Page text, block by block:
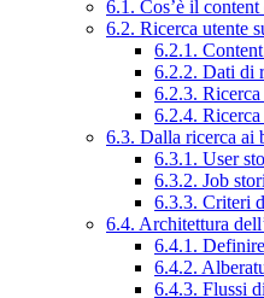
6.1. Cos’è il content
6.2. Ricerca utente
6.2.1.
6.2.2. Dati di
6.2.3.
6.2.4.
6.3. Dalla ricerca ai
6.3.1. User
6.3.2. Job
6.3.3. Criteri
6.4. Architettura
6.4.1.
6.4.2.
6.4.3. Flussi